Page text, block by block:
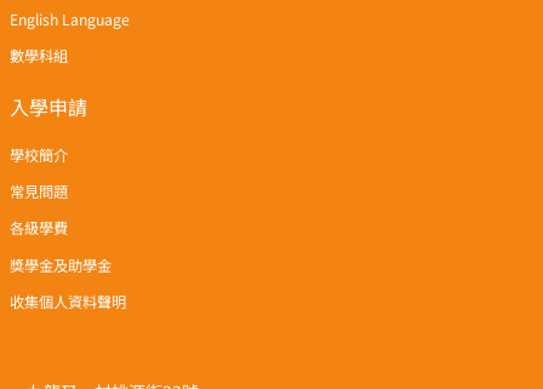
English Language
數學科組
入學申請
學校簡介
常見問題
各級學費
獎學金及助學金
收集個人資料聲明